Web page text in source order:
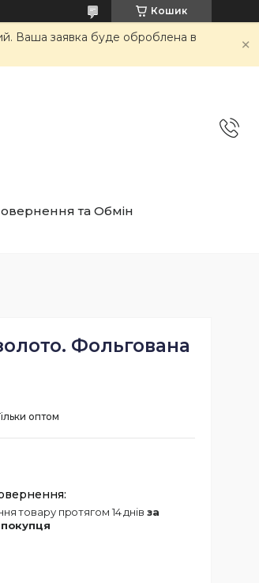
Кошик
Ваша заявка буде оброблена в
та Обмін
Фольгована
оптом
товару протягом 14 днів за